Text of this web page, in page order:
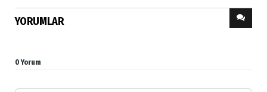
YORUMLAR
0 Yorum